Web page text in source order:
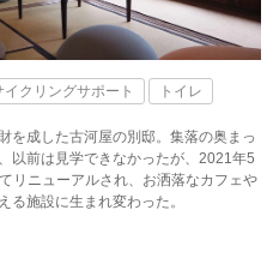
イクリングサポート トイレ
を成した古河屋の別邸。集落の奥まっ
以前は見学できなかったが、2021年5
リニューアルされ、お洒落なカフェや
る施設に生まれ変わった。